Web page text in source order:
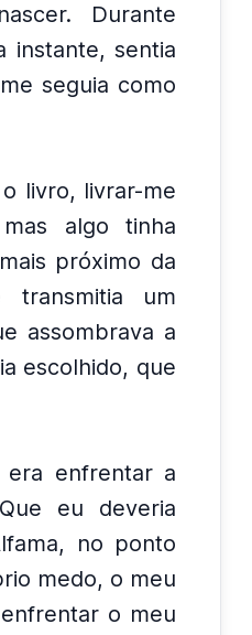
Durante
instante, sentia
seguia como
livro, livrar-me
algo tinha
próximo da
um
assombrava a
escolhido, que
era enfrentar a
Que eu deveria
no ponto
medo, o meu
o meu